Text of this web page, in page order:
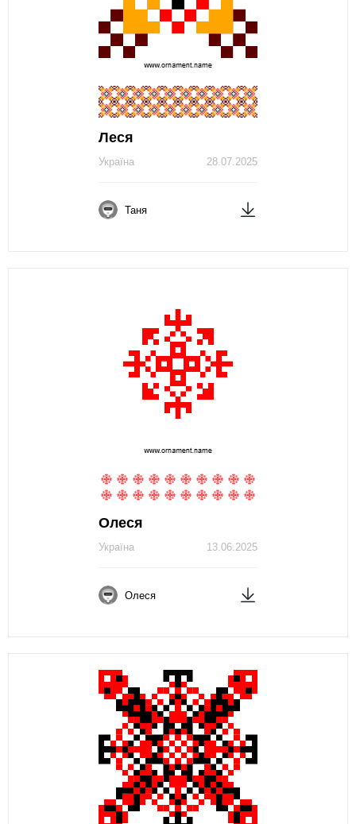
Леся
28.07.2025
Україна
Таня
Олеся
13.06.2025
Україна
Олеся